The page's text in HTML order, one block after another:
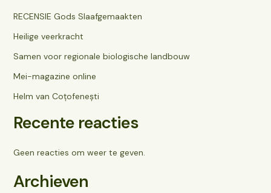
RECENSIE Gods Slaafgemaakten
Heilige veerkracht
Samen voor regionale biologische landbouw
Mei-magazine online
Helm van Coțofenești
Recente reacties
Geen reacties om weer te geven.
Archieven